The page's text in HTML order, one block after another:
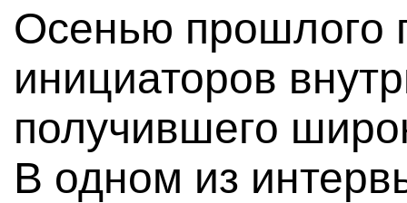
Осенью прошлого
инициаторов
получившего
В одном из